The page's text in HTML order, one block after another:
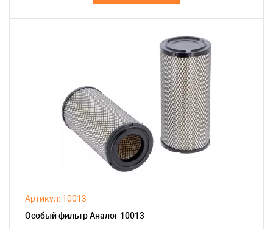
Артикул: 10013
Особый фильтр Аналог 10013